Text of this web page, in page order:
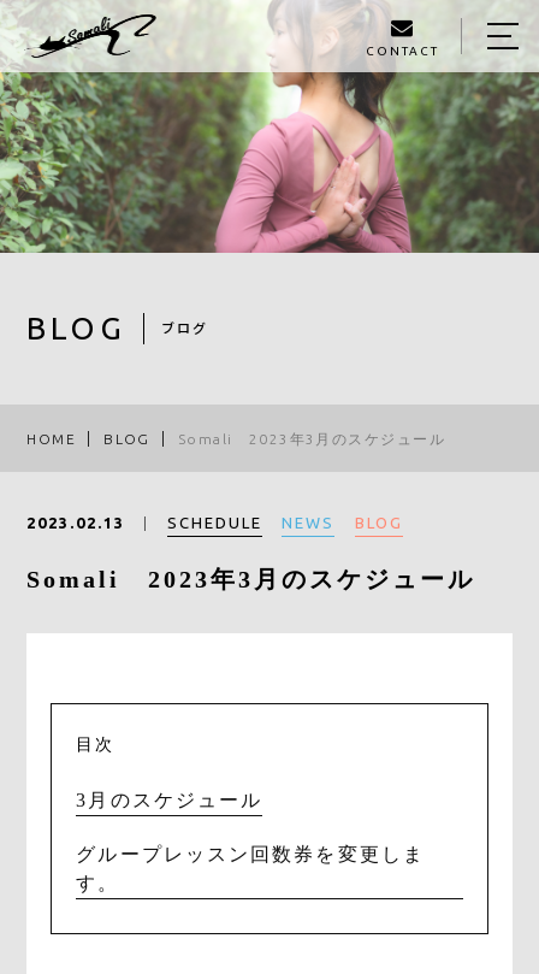
CONTACT
BLOG ブログ
HOME BLOG Somali 2023年3月のスケジュール
2023.02.13 SCHEDULE NEWS BLOG
Somali 2023年3月のスケジュール
目次
3月のスケジュール
グループレッスン回数券を変更しま
す。
HOME
ABOUT
MENU
GALLERY
090-1326-3602
CONTACT